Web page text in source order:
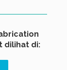
dilihat di: